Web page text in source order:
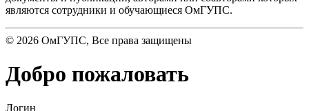
являются сотрудники и обучающиеся ОмГУПС.
© 2026 ОмГУПС, Все права защищены
Добро пожаловать
Логин